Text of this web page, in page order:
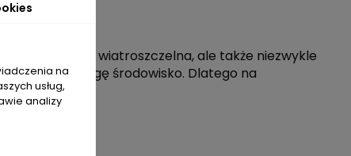
i wiatroszczelna, ale także niezwykle
pod uwagę środowisko. Dlatego na
na
usług,
analizy